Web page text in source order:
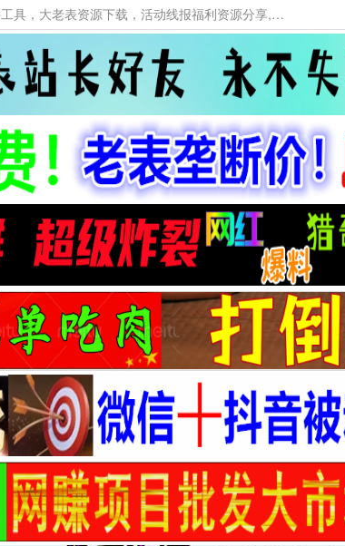
本网站提供资源工具下载，大老表资源工具，大表哥资源网软件工具，大老表资源下载，活动线报福利资源分享,活动线报，大型网游经典游戏，网络热门技术游戏辅助交流与分享。